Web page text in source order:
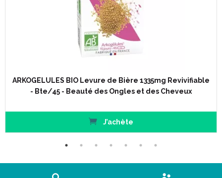
ARKOGELULES BIO Levure de Bière 1335mg Revivifiable
- Bte/45 - Beauté des Ongles et des Cheveux
J’achète